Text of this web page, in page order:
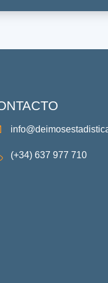
(+34) 637 977 710